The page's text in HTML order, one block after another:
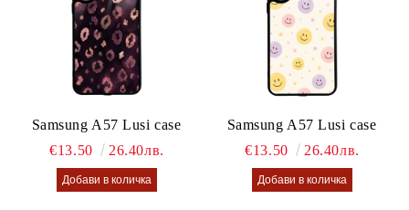
Samsung A57 Lusi case
€13.50
26.40лв.
Samsung A57 Lusi case
€13.50
26.40лв.